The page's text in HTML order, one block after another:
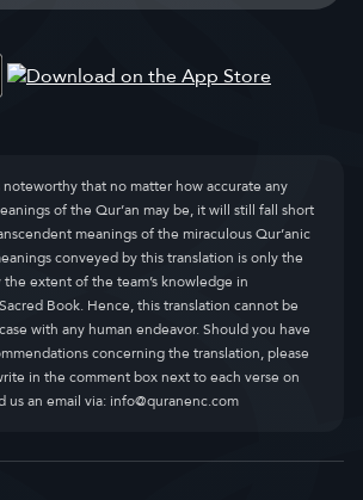
noteworthy that no matter how accurate any
of the Qur’an may be, it will still fall short
meanings of the miraculous Qur’anic
conveyed by this translation is only the
extent of the team’s knowledge in
Book. Hence, this translation cannot be
with any human endeavor. Should you have
concerning the translation, please
in the comment box next to each verse on
us an email via:info@quranenc.com